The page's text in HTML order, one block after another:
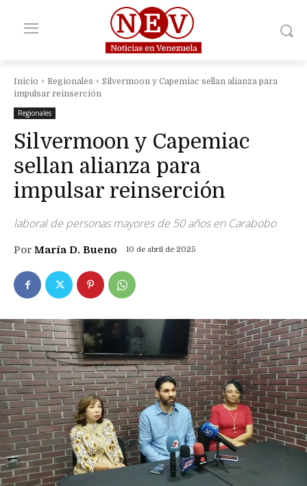
Inicio Regionales
Silvermoon y Capemiac sellan alianza para
impulsar reinserción
Regionales
Silvermoon y Capemiac
sellan alianza para
impulsar reinserción
laboral de personas mayores de 50 años en Carabobo
Por María D. Bueno 10 de abril de 2025